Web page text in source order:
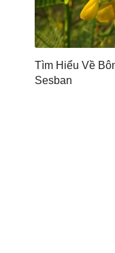
Tìm Hiểu Về
Sesban